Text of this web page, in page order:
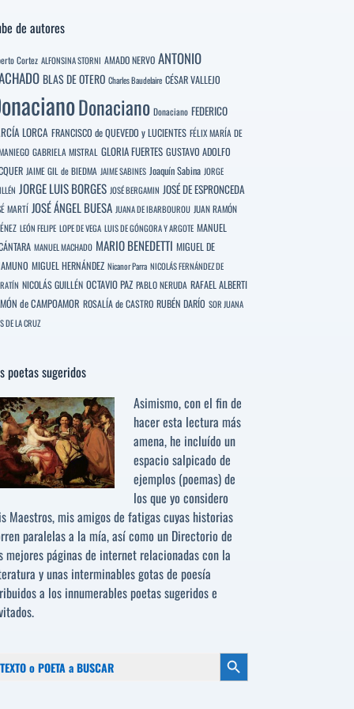
de autores
Cortez ALFONSINA STORNI AMADO NERVO ANTONIO
BLAS DE OTERO Charles Baudelaire CÉSAR VALLEJO
Donaciano Donaciano FEDERICO
LORCA FRANCISCO de QUEVEDO y LUCIENTES FÉLIX MARÍA DE
GABRIELA MISTRAL GLORIA FUERTES GUSTAVO ADOLFO
JAIME GIL de BIEDMA JAIME SABINES Joaquín Sabina JORGE
JORGE LUIS BORGES JOSÉ BERGAMIN JOSÉ DE ESPRONCEDA
MARTÍ JOSÉ ÁNGEL BUESA JUANA DE IBARBOUROU JUAN RAMÓN
LEÓN FELIPE LOPE DE VEGA LUIS DE GÓNGORA Y ARGOTE MANUEL
MANUEL MACHADO MARIO BENEDETTI MIGUEL DE
MIGUEL HERNÁNDEZ Nicanor Parra NICOLÁS FERNÁNDEZ DE
NICOLÁS GUILLÉN OCTAVIO PAZ PABLO NERUDA RAFAEL ALBERTI
de CAMPOAMOR ROSALÍA de CASTRO RUBÉN DARÍO SOR JUANA
DE LA CRUZ
poetas sugeridos
Asimismo, con el fin de
hacer esta lectura más
amena, he incluído un
espacio salpicado de
ejemplos (poemas) de
los que yo considero
Maestros, mis amigos de fatigas cuyas historias
paralelas a la mía, así como un Directorio de
mejores páginas de internet relacionadas con la
y unas interminables gotas de poesía
a los innumerables poetas sugeridose
Botón de búsqueda